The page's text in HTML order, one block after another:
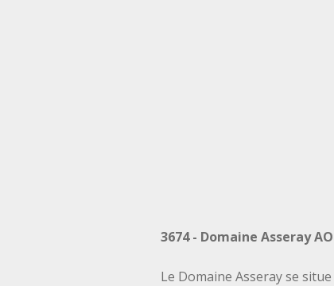
3674 - Domaine Asseray
Le Domaine Asseray se